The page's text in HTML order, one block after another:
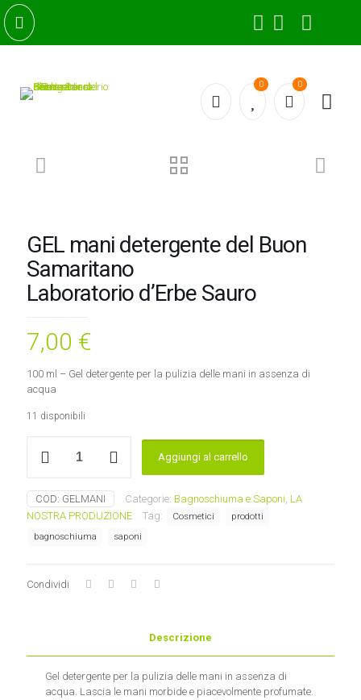
0 0
GEL mani detergente del Buon
Samaritano
Laboratorio d’Erbe Sauro
7,00 €
100 ml – Gel detergente per la pulizia delle mani in assenza di
acqua
11 disponibili
del
Buon
Samaritano
Laboratorio
quantità
Aggiungi al carrello
COD: GELMANI Categorie: Bagnoschiuma e Saponi, LA
NOSTRA PRODUZIONE
Tag: Cosmetici
prodotti
bagnoschiuma
saponi
Condividi
Descrizione
Gel detergente per la pulizia delle mani in assenza di
acqua. Lascia le mani morbide e piacevolmente profumate.